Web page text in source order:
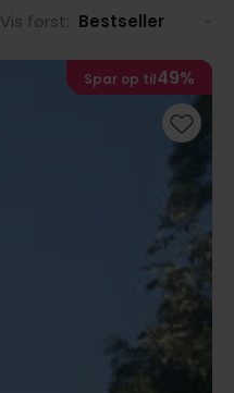
Vis først: Bestseller
Spar op til49%